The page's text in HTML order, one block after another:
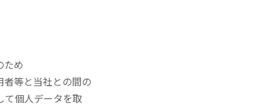
ため
等と当社との間の
て個人データを取